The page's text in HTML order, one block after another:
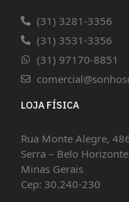
(31) 3281-3356
(31) 3531-3356
(31) 97170-8851
LOJA FÍSICA
Rua Monte Alegre,
Serra – Belo Horizonte
Minas Gerais
Cep: 30.240-230